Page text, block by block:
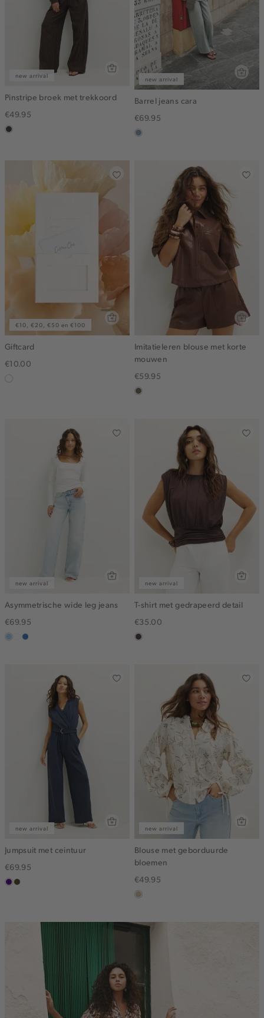
new arrival
Pinstripe broek met trekkoord
€49.95
choco
new arrival
Barrel jeans cara
€69.95
dusty
€10, €20, €50 en €100
Giftcard
€10.00
Imitatieleren blouse met korte
mouwen
€59.95
middenbruin
new arrival
Asymmetrische wide leg jeans
€69.95
blauw,
witblauw,
new arrival
T-shirt met gedrapeerd detail
€35.00
choco
new arrival
Jumpsuit met ceintuur
€69.95
indigogroen,
new arrival
Blouse met geborduurde
bloemen
€49.95
lichtzand